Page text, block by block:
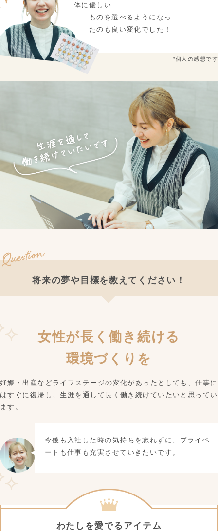
体に優しい
ものを選べるようになっ
たのも良い変化でした！
*個人の感想です
将来の夢や目標を教えてください！
女性が長く働き続ける
環境づくりを
妊娠・出産などライフステージの変化があったとしても、仕事に
はすぐに復帰し、生涯を通して長く働き続けていたいと思ってい
ます。
今後も入社した時の気持ちを忘れずに、プライベ
ートも仕事も充実させていきたいです。
わたしを愛でるアイテム